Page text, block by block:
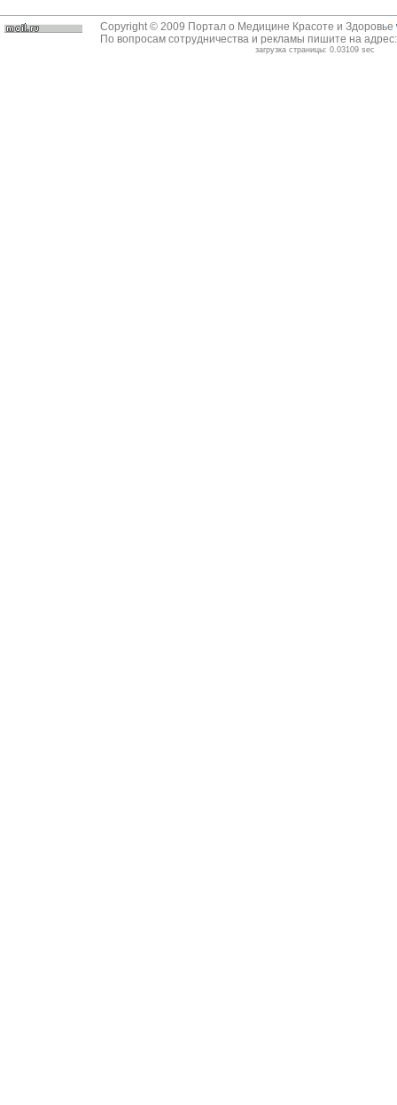
Copyright © 2009 Портал о Медицине Красоте и Здоровье
По вопросам сотрудничества и рекламы пишите на
загрузка страницы: 0.03109 sec